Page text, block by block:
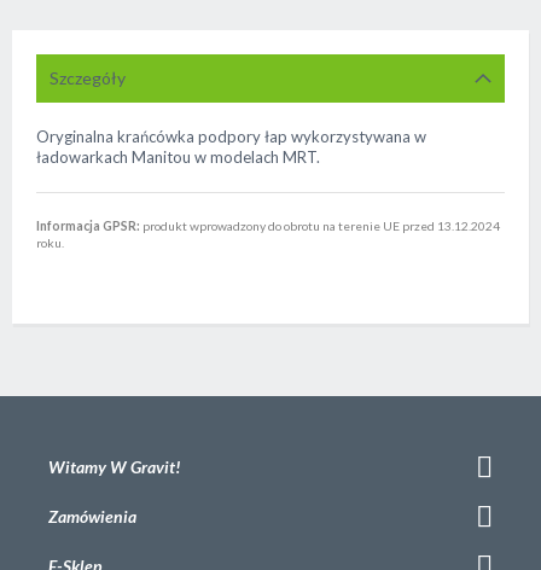
Szczegóły
Oryginalna krańcówka podpory łap wykorzystywana w
ładowarkach Manitou w modelach MRT.
Informacja GPSR: produkt wprowadzony do obrotu na terenie UE przed 13.12.2024
roku.
Witamy W Gravit!
Zamówienia
E-Sklep